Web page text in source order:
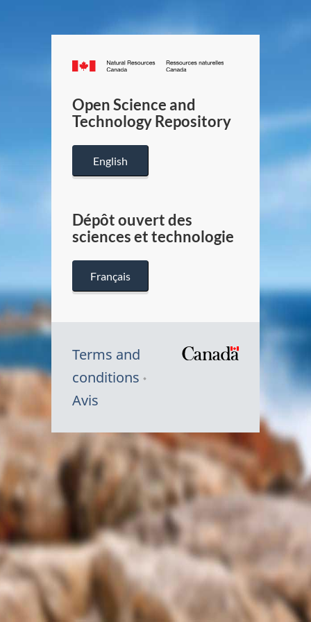
Canada.ca
/
Canada
Open Science and
Technology Repository
English
Dépôt ouvert des
sciences et technologie
Français
Terms and
conditions
Avis
Symbole
du
Canada